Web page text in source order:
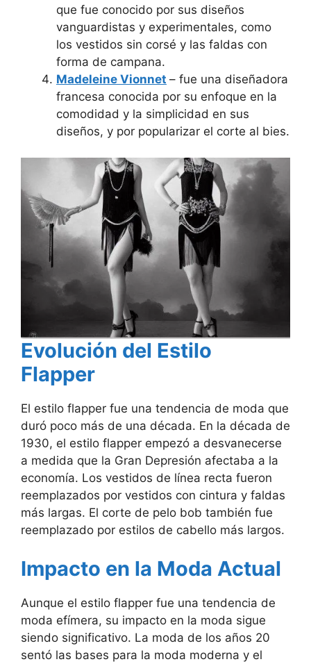
que fue conocido por sus diseños
vanguardistas y experimentales, como
los vestidos sin corsé y las faldas con
forma de campana.
Madeleine Vionnet – fue una diseñadora
francesa conocida por su enfoque en la
comodidad y la simplicidad en sus
diseños, y por popularizar el corte al bies.
Evolución del Estilo
Flapper
El estilo flapper fue una tendencia de moda que
duró poco más de una década. En la década de
1930, el estilo flapper empezó a desvanecerse
a medida que la Gran Depresión afectaba a la
economía. Los vestidos de línea recta fueron
reemplazados por vestidos con cintura y faldas
más largas. El corte de pelo bob también fue
reemplazado por estilos de cabello más largos.
Impacto en la Moda Actual
Aunque el estilo flapper fue una tendencia de
moda efímera, su impacto en la moda sigue
siendo significativo. La moda de los años 20
sentó las bases para la moda moderna y el